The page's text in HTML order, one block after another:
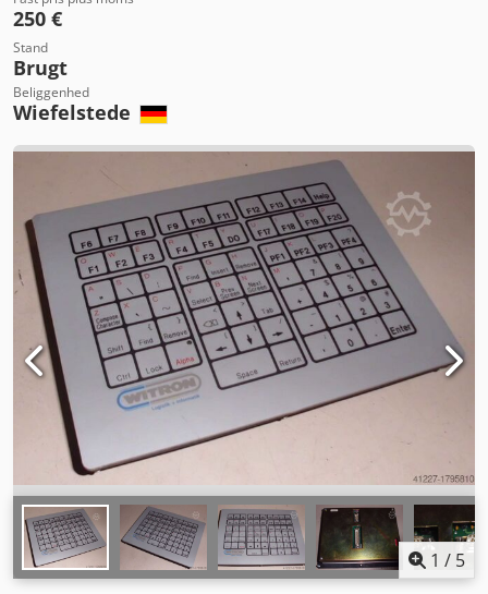
250 €
Stand
Brugt
Beliggenhed
Wiefelstede
1 / 5